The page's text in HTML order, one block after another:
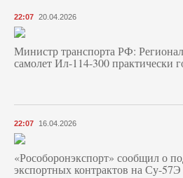
22:07 20.04.2026
Министр транспорта РФ:
самолет Ил-114-300 практически
22:07 16.04.2026
«Рособоронэкспорт» сообщил о
экспортных контрактов на Су-57Э